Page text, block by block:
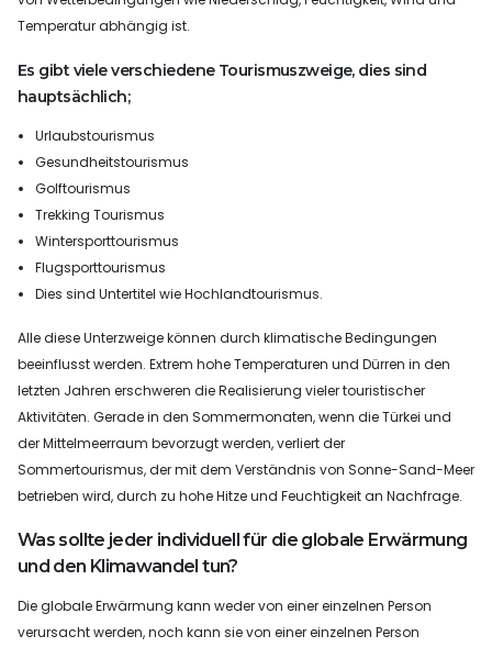
Temperatur abhängig ist.
Es gibt viele verschiedene Tourismuszweige, dies sind
hauptsächlich;
Urlaubstourismus
Gesundheitstourismus
Golftourismus
Trekking Tourismus
Wintersporttourismus
Flugsporttourismus
Dies sind Untertitel wie Hochlandtourismus.
Alle diese Unterzweige können durch klimatische Bedingungen
beeinflusst werden. Extrem hohe Temperaturen und Dürren in den
letzten Jahren erschweren die Realisierung vieler touristischer
Aktivitäten. Gerade in den Sommermonaten, wenn die Türkei und
der Mittelmeerraum bevorzugt werden, verliert der
Sommertourismus, der mit dem Verständnis von Sonne-Sand-Meer
betrieben wird, durch zu hohe Hitze und Feuchtigkeit an Nachfrage.
Was sollte jeder individuell für die globale Erwärmung
und den Klimawandel tun?
Die globale Erwärmung kann weder von einer einzelnen Person
verursacht werden, noch kann sie von einer einzelnen Person